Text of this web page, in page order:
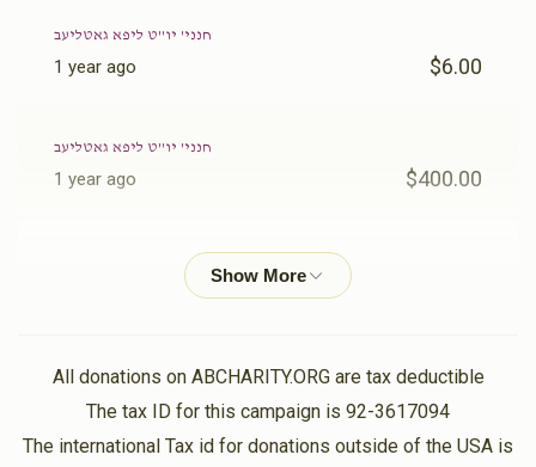
חנני' יו''ט ליפא גאטליעב
1 year ago $6.00
חנני' יו''ט ליפא גאטליעב
1 year ago $400.00
Phone Donation חנני' יו''ט ליפא גאטליעב
????חנני' יו''ט ליפא גאטליעב
1 year ago $175.00
All donations on ABCHARITY.ORG are tax deductible
The tax ID for this campaign is 92-3617094
The international Tax id for donations outside of the USA is